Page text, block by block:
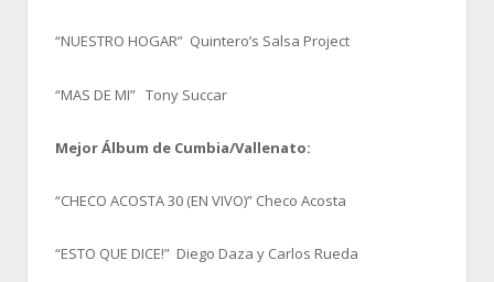
“NUESTRO HOGAR” Quintero’s Salsa Project
“MAS DE MI” Tony Succar
Mejor Álbum de Cumbia/Vallenato:
“CHECO ACOSTA 30 (EN VIVO)” Checo Acosta
“ESTO QUE DICE!” Diego Daza y Carlos Rueda